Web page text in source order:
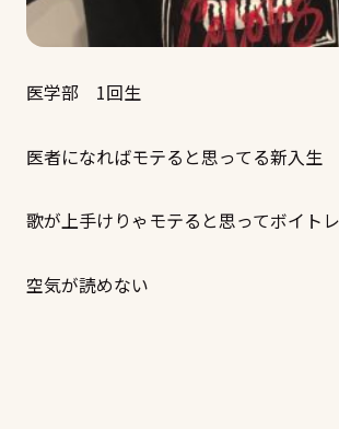
医学部 1回生
医者になればモテると思ってる新入生
歌が上手けりゃモテると思ってボイト
空気が読めない